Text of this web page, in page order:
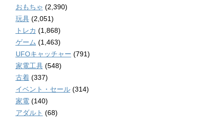
おもちゃ (2,390)
玩具(2,051)
トレカ (1,868)
ゲーム (1,463)
UFOキャッチャー (791)
家電工具(548)
古着(337)
イベント・セール(314)
家電(140)
アダルト (68)